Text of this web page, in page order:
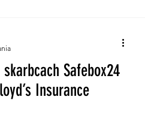
Safebox24
Insurance